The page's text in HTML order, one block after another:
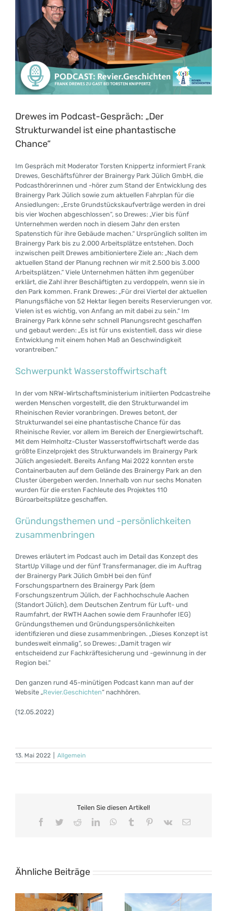
Drewes im Podcast-Gespräch: „Der
Strukturwandel ist eine phantastische
Chance“
Im Gespräch mit Moderator Torsten Knippertz informiert Frank
Drewes, Geschäftsführer der Brainergy Park Jülich GmbH, die
Podcasthörerinnen und -hörer zum Stand der Entwicklung des
Brainergy Park Jülich sowie zum aktuellen Fahrplan für die
Ansiedlungen: „Erste Grundstückskaufverträge werden in drei
bis vier Wochen abgeschlossen“, so Drewes: „Vier bis fünf
Unternehmen werden noch in diesem Jahr den ersten
Spatenstich für ihre Gebäude machen.“ Ursprünglich sollten im
Brainergy Park bis zu 2.000 Arbeitsplätze entstehen. Doch
inzwischen peilt Drewes ambitioniertere Ziele an: „Nach dem
aktuellen Stand der Planung rechnen wir mit 2.500 bis 3.000
Arbeitsplätzen.“ Viele Unternehmen hätten ihm gegenüber
erklärt, die Zahl ihrer Beschäftigten zu verdoppeln, wenn sie in
den Park kommen. Frank Drewes: „Für drei Viertel der aktuellen
Planungsfläche von 52 Hektar liegen bereits Reservierungen vor.
Vielen ist es wichtig, von Anfang an mit dabei zu sein.“ Im
Brainergy Park könne sehr schnell Planungsrecht geschaffen
und gebaut werden: „Es ist für uns existentiell, dass wir diese
Entwicklung mit einem hohen Maß an Geschwindigkeit
vorantreiben.“
Schwerpunkt Wasserstoffwirtschaft
In der vom NRW-Wirtschaftsministerium initiierten Podcastreihe
werden Menschen vorgestellt, die den Strukturwandel im
Rheinischen Revier voranbringen. Drewes betont, der
Strukturwandel sei eine phantastische Chance für das
Rheinische Revier, vor allem im Bereich der Energiewirtschaft.
Mit dem Helmholtz-Cluster Wasserstoffwirtschaft werde das
größte Einzelprojekt des Strukturwandels im Brainergy Park
Jülich angesiedelt. Bereits Anfang Mai 2022 konnten erste
Containerbauten auf dem Gelände des Brainergy Park an den
Cluster übergeben werden. Innerhalb von nur sechs Monaten
wurden für die ersten Fachleute des Projektes 110
Büroarbeitsplätze geschaffen.
Gründungsthemen und -persönlichkeiten
zusammenbringen
Drewes erläutert im Podcast auch im Detail das Konzept des
StartUp Village und der fünf Transfermanager, die im Auftrag
der Brainergy Park Jülich GmbH bei den fünf
Forschungspartnern des Brainergy Park (dem
Forschungszentrum Jülich, der Fachhochschule Aachen
(Standort Jülich), dem Deutschen Zentrum für Luft- und
Raumfahrt, der RWTH Aachen sowie dem Fraunhofer IEG)
Gründungsthemen und Gründungspersönlichkeiten
identifizieren und diese zusammenbringen. „Dieses Konzept ist
bundesweit einmalig“, so Drewes: „Damit tragen wir
entscheidend zur Fachkräftesicherung und -gewinnung in der
Region bei.“
Den ganzen rund 45-minütigen Podcast kann man auf der
Website „Revier.Geschichten“ nachhören.
(12.05.2022)
13. Mai 2022 Allgemein
Teilen Sie diesen Artikel!
Facebook
TwitterRedditLinkedInWhatsApp
Tumblr Pinterest
Vk
E-
Ähnliche Beiträge